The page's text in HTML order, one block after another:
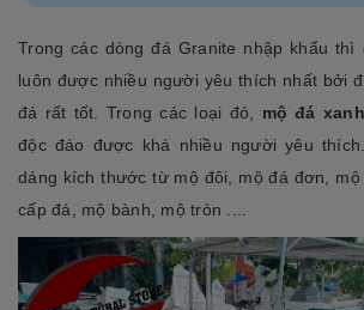
Trong các dòng đá Granite nhập khẩu thì
luôn được nhiều người yêu thích nhất bởi
đá rất tốt. Trong các loại đó, mộ đá
độc đáo được khá nhiều người yêu
dáng kích thước từ mộ đôi, mộ đá đơn, mộ
cấp đá, mộ bành, mộ tròn ....